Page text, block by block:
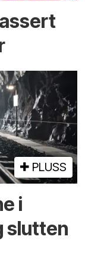
PLUSS
i
slutten